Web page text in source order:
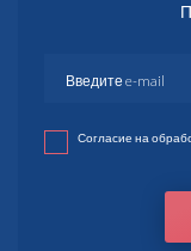
Согласие на